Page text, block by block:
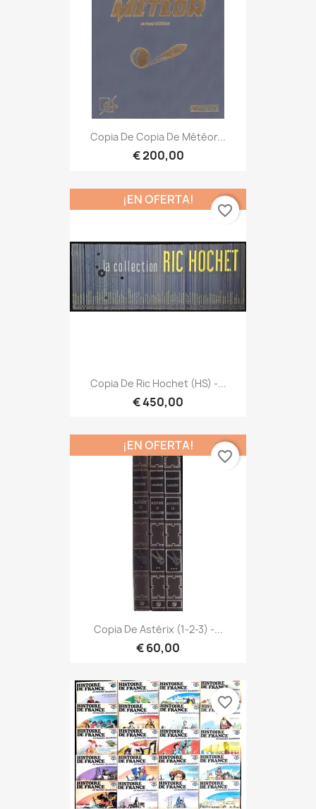
Copia De Copia De Météor...
€ 200,00
Copia De Ric Hochet (HS) -...
€ 450,00
¡EN OFERTA!
favorite_border
Copia De Astérix (1-2-3) -...
€ 60,00
¡EN OFERTA!
favorite_border
favorite_border